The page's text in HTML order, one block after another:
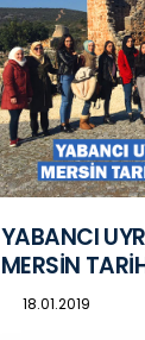
YABANCI
MERSİN
18.01.2019